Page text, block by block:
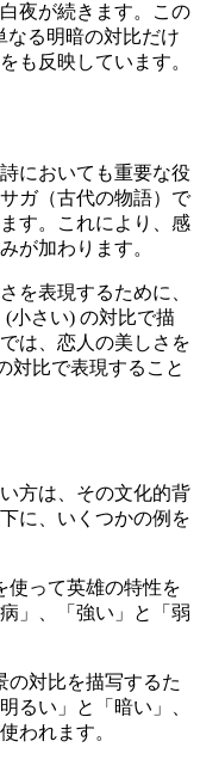
夜が続きます。この
なる明暗の対比だけ
も反映しています。
においても重要な役
ガ（古代の物語）で
す。これにより、感
が加わります。
を表現するために、
小さい) の対比で描
は、恋人の美しさを
対比で表現すること
方は、その文化的背
に、いくつかの例を
使って英雄の特性を
」、「強い」と「弱
の対比を描写するた
るい」と「暗い」、
われます。